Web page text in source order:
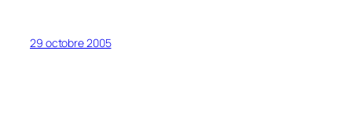
29 octobre 2005